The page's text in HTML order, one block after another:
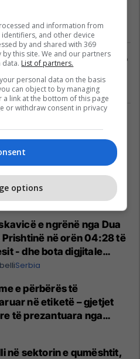
ka gati 80 milionë euro
me 57 lojtarë për
Brajan Gruda në
e ngrënë nga Dua
Prishtinë në orën 04:28 të
- dhe bota digjitale
gjendjen e luftës
Serbia
e përbërës të
në etiketë – gjetjet
të prezantuara nga
kontrollit në sektorin e
në sektorin e qumështit,
and information from
and other device
by and shared with 369
this site. We and our partners
data. List of partners.
personal data on the basis
can object to by managing
link at the bottom of this page
or withdraw consent in privacy
options